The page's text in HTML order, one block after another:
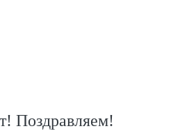
Поздравляем!